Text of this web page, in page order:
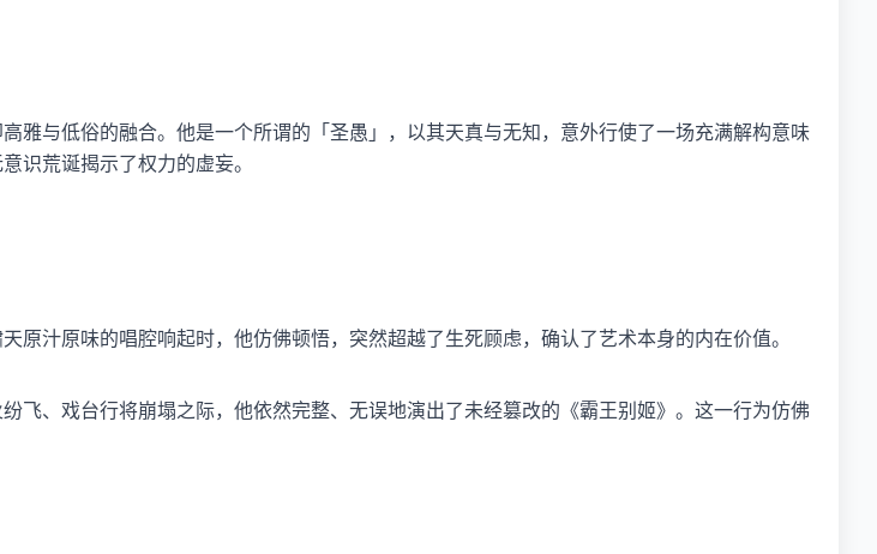
雅与低俗的融合。他是一个所谓的「圣愚」，以其天真与无知，意外行使了一场充满解构意味
识荒诞揭示了权力的虚妄。
汁原味的唱腔响起时，他仿佛顿悟，突然超越了生死顾虑，确认了艺术本身的内在价值。
飞、戏台行将崩塌之际，他依然完整、无误地演出了未经篡改的《霸王别姬》。这一行为仿佛